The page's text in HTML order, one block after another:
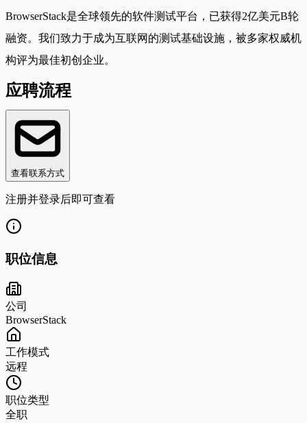
BrowserStack是全球领先的软件测试平台，已获得2亿美元B轮
融资。我们致力于成为互联网的测试基础设施，被多家权威机
构评为最佳初创企业。
应聘流程
查看联系方式
注册并登录后即可查看
职位信息
公司
BrowserStack
工作模式
远程
职位类型
全职